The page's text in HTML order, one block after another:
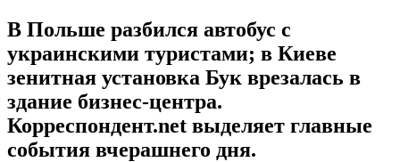
В Польше разбился автобус с
украинскими туристами; в Киеве
зенитная установка Бук врезалась в
здание бизнес-центра.
Корреспондент.net выделяет главные
события вчерашнего дня.